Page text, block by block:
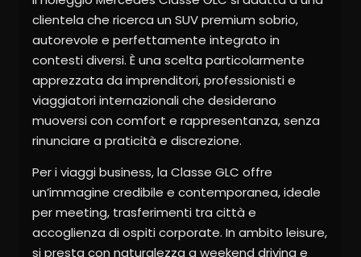
clientela che ricerca un SUV premium sobrio,
autorevole e perfettamente integrato in
contesti diversi. È una scelta particolarmente
apprezzata da imprenditori, professionisti e
viaggiatori internazionali che desiderano
muoversi con comfort e rappresentanza, senza
rinunciare a praticità e discrezione.
Per i viaggi business, la Classe GLC offre
un’immagine credibile e contemporanea, ideale
per meeting, trasferimenti tra città e
accoglienza di ospiti corporate. In ambito leisure,
si presta con naturalezza a weekend driving e